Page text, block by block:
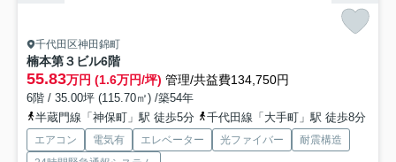
千代田区神田錦町
楠本第３ビル6階
55.83万円 (1.6万円/坪) 管理/共益費134,750円
6階 / 35.00坪 (115.70㎡) /築54年
半蔵門線「神保町」駅 徒歩5分
千代田線「大手町」駅 徒歩8分
エアコン 電気有 エレベーター 光ファイバー
耐震構造